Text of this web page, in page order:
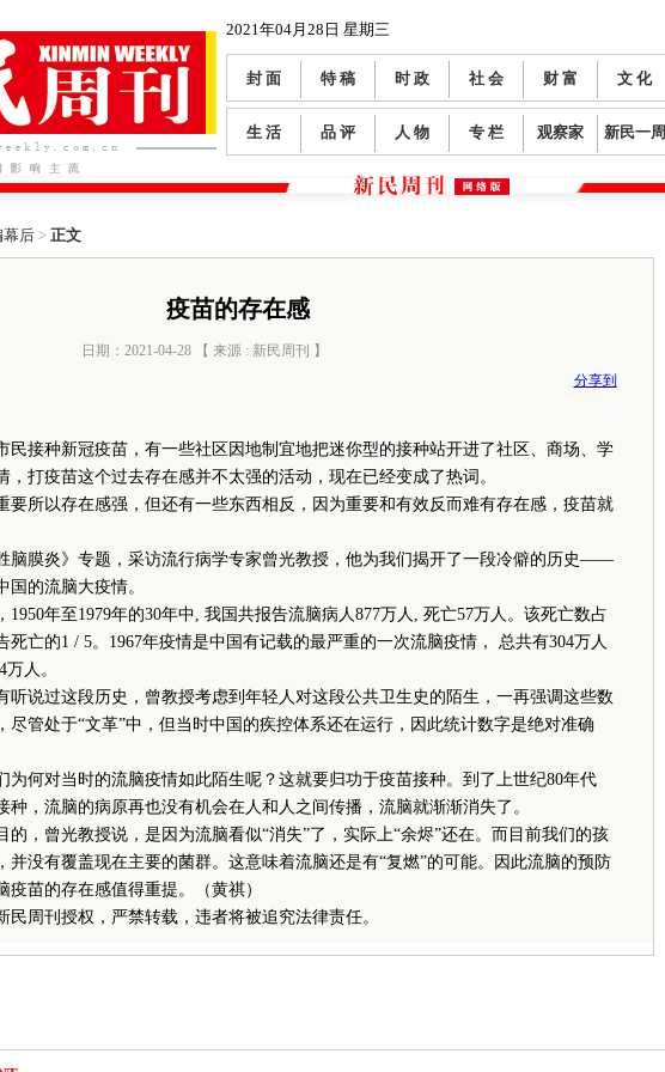
2021年04月28日 星期三
封 面 特 稿 时 政 社 会 财 富 文 化
生 活 品 评 人 物 专 栏 观察家 新民一周
幕后> 正文
疫苗的存在感
日期：2021-04-28 【 来源 : 新民周刊 】
分享到
民接种新冠疫苗，有一些社区因地制宜地把迷你型的接种站开进了社区、商场、学
打疫苗这个过去存在感并不太强的活动，现在已经变成了热词。
所以存在感强，但还有一些东西相反，因为重要和有效反而难有存在感，疫苗就
膜炎》专题，采访流行病学专家曾光教授，他为我们揭开了一段冷僻的历史——
国的流脑大疫情。
年至1979年的30年中, 我国共报告流脑病人877万人, 死亡57万人。该死亡数占
死亡的1 / 5。1967年疫情是中国有记载的最严重的一次流脑疫情， 总共有304万人
人。
说过这段历史，曾教授考虑到年轻人对这段公共卫生史的陌生，一再强调这些数
尽管处于“文革”中，但当时中国的疾控体系还在运行，因此统计数字是绝对准确
何对当时的流脑疫情如此陌生呢？这就要归功于疫苗接种。到了上世纪80年代
种，流脑的病原再也没有机会在人和人之间传播，流脑就渐渐消失了。
曾光教授说，是因为流脑看似“消失”了，实际上“余烬”还在。而目前我们的孩
并没有覆盖现在主要的菌群。这意味着流脑还是有“复燃”的可能。因此流脑的预防
疫苗的存在感值得重提。（黄祺）
民周刊授权，严禁转载，违者将被追究法律责任。